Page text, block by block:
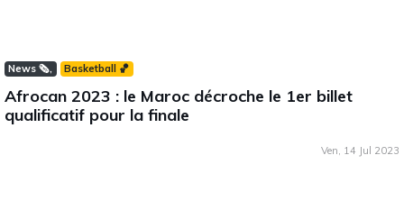
News 🗞️ Basketball 🏀
Afrocan 2023 : le Maroc décroche le 1er billet
qualificatif pour la finale
Ven, 14 Jul 2023